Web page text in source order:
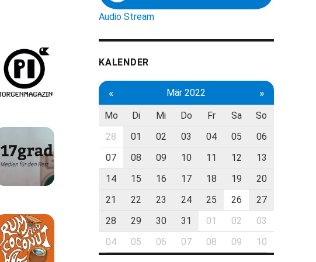
Audio Stream
KALENDER
« Mär 2022 »
Mo Di Mi Do Fr Sa
So
28
01 02 03 04 05
06
07
08 09 10 11 12
13
14
15 16 17 18 19
20
21
22 23 24 25 26
27
28
29 30 31 01 02
03
04
05 06 07 08 09 10